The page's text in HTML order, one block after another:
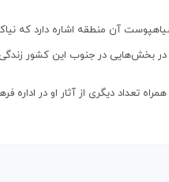
آن منطقه اشاره دارد که نیاکان
در بخش‌هایی در جنوب این کشور
خبرگزاری‌های ایران قطعه «سیاه زنگی» ابراهیم شهدوستی در سال ۱۳۹۶ به همراه